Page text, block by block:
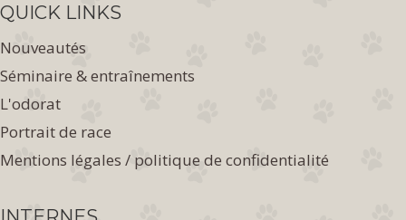
QUICK LINKS
Nouveautés
Séminaire & entraînements
L'odorat
Portrait de race
Mentions légales / politique de confidentialité